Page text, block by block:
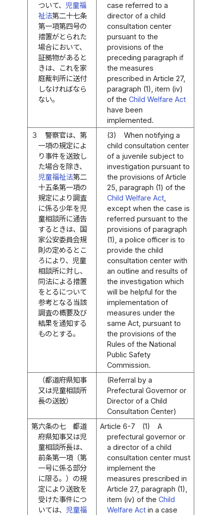
ついて、 児童福
祉法第二十七条
第一項第四号の
措置がとられた
場合において、
証拠物があると
きは、これを家
庭裁判所に送付
しなければなら
ない。
case referred to a
director of a child
consultation center
pursuant to the
provisions of the
preceding paragraph if
the measures
prescribed in Article 27,
paragraph (1), item (iv)
of theChild Welfare Act
have been
implemented.
３
警察官は、第
一項の規定によ
り事件を送致し
た場合を除き、
児童福祉法第二
十五条第一項の
規定により調査
に係る少年を児
童相談所に通告
するときは、国
家公安委員会規
則の定めるとこ
ろにより、児童
相談所に対し、
同法による措置
をとるについて
参考となる当該
調査の概要及び
結果を通知する
ものとする。
(3)
When notifying a
child consultation center
of a juvenile subject to
investigation pursuant to
the provisions of Article
25, paragraph (1) of the
Child Welfare Act
except when the case is
referred pursuant to the
provisions of paragraph
(1), a police officer is to
provide the child
consultation center with
an outline and results of
the investigation which
will be helpful for the
implementation of
measures under the
same Act, pursuant to
the provisions of the
Rules of the National
Public Safety
Commission.
（都道府県知事
又は児童相談所
長の送致）
(Referral by a
Prefectural Governor or
Director of a Child
Consultation Center)
第六条の七
都道
府県知事又は児
童相談所長は、
前条第一項（第
一号に係る部分
に限る。）の規
定により送致を
受けた事件につ
いては、 児童福
Article 6-7 (1)
A
prefectural governor or
a director of a child
consultation center must
implement the
measures prescribed in
Article 27, paragraph (1),
item (iv) of theChild
Welfare Act in a case